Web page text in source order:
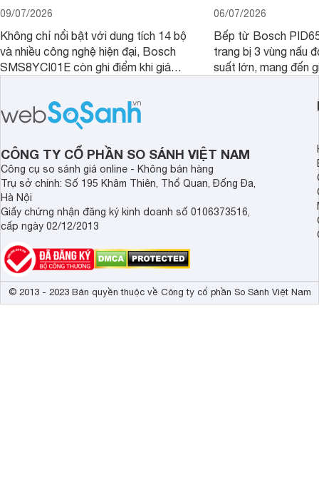
09/07/2026
Không chỉ nổi bật với dung tích 14 bộ
và nhiều công nghệ hiện đại, Bosch
SMS8YCI01E còn ghi điểm khi giá
thời điểm mới mở bán, mang lại tỷ lệ
giá trị/chi phí hấp dẫn hơn cho người
dùng đang tìm kiếm một mẫu máy rửa
bát cao cấp.
06/07/2026
Bếp từ Bosch
trang bị 3 vùng nấu
suất lớn, mang đến
CÔNG TY CỔ PHẦN SO SÁNH VIỆT NAM
Công cụ so sánh giá online - Không bán hàng
Trụ sở chính: Số 195 Khâm Thiên, Thổ Quan, Đống Đa,
Hà Nội
Giấy chứng nhận đăng ký kinh doanh số 0106373516,
cấp ngày 02/12/2013
© 2013 - 2023 Bản quyền thuộc về Công ty cổ phần So Sánh Việt Nam